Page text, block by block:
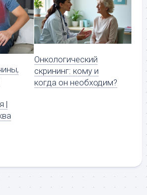
|
Онкологический
скрининг: кому и
когда он необходим?